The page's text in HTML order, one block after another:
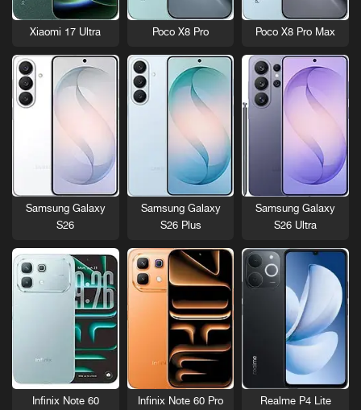
Poco X8 Pro Max
Poco X8 Pro
Xiaomi 17 Ultra
Samsung Galaxy
S26 Ultra
Samsung Galaxy
S26 Plus
Samsung Galaxy
S26
Realme P4 Lite
Infinix Note 60 Pro
Infinix Note 60